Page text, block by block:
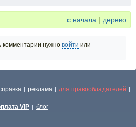
с начала | дерево
комментарии нужно войти или
| реклама | для правообладателей |
VIP | блог